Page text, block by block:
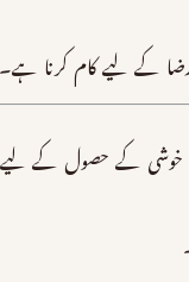
رضا کے لیے کام کرنا ہے۔
خوشی کے حصول کے